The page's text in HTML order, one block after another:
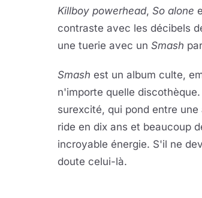
Killboy powerhead, So alone
contraste avec les décibels
une tuerie avec un Smash
Smash est un album culte,
n'importe quelle
surexcité, qui pond entre
ride en dix ans et beaucoup
incroyable énergie. S'il ne
doute celui-là.